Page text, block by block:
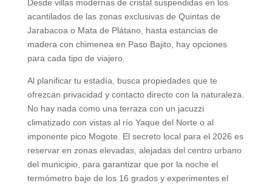
Desde villas modernas de cristal suspendidas en los
acantilados de las zonas exclusivas de Quintas de
Jarabacoa o Mata de Plátano, hasta estancias de
madera con chimenea en Paso Bajito, hay opciones
para cada tipo de viajero.
Al planificar tu estadía, busca propiedades que te
ofrezcan privacidad y contacto directo con la naturaleza.
No hay nada como una terraza con un jacuzzi
climatizado con vistas al río Yaque del Norte o al
imponente pico Mogote. El secreto local para el 2026 es
reservar en zonas elevadas, alejadas del centro urbano
del municipio, para garantizar que por la noche el
termómetro baje de los 16 grados y experimentes el